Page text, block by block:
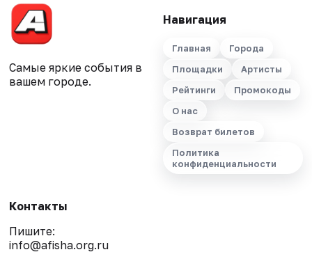
Самые яркие события в
вашем городе.
Навигация
Главная
Города
Площадки
Артисты
Рейтинги
Промокоды
О нас
Возврат билетов
Политика
конфиденциальности
Контакты
Пишите:
info@afisha.org.ru